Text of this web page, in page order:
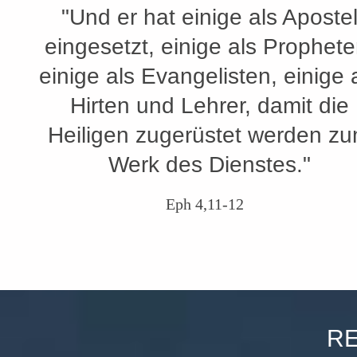
"Und er hat einige als Apostel
eingesetzt, einige als
einige als Evangelisten, einige
Hirten und Lehrer, damit die
Heiligen zugerüstet werden
Werk des Dienstes."
Eph 4,11-12